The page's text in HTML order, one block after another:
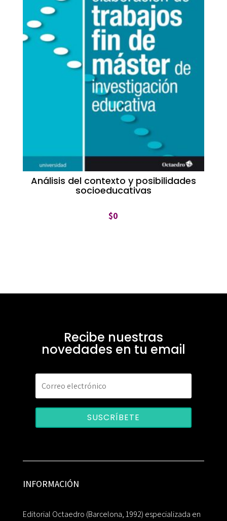
Análisis del contexto y posibilidades
socioeducativas
$0
Recibe nuestras
novedades en tu email
SUSCRÍBETE
INFORMACIÓN
Editorial Octaedro (Barcelona, 1992) especializada en